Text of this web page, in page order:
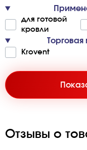
для го­то­вой
кро­вли
Krovent
Отзывы о